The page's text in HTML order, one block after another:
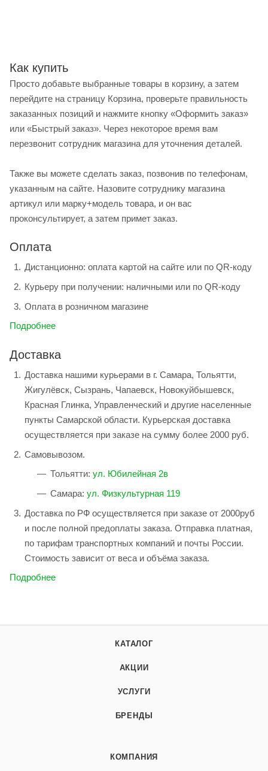
Как купить
Просто добавьте выбранные товары в корзину, а затем
перейдите на страницу Корзина, проверьте правильность
заказанных позиций и нажмите кнопку «Оформить заказ»
или «Быстрый заказ». Через некоторое время вам
перезвонит сотрудник магазина для уточнения деталей.
Также вы можете сделать заказ, позвонив по телефонам,
указанным на сайте. Назовите сотруднику магазина
артикул или марку+модель товара, и он вас
проконсультирует, а затем примет заказ.
Оплата
Дистанционно: оплата картой на сайте или по QR-коду
Курьеру при получении: наличными или по QR-коду
Оплата в розничном магазине
Подробнее
Доставка
Доставка нашими курьерами в г. Самара, Тольятти,
Жигулёвск, Сызрань, Чапаевск, Новокуйбышевск,
Красная Глинка, Управленческий и другие населенные
пункты Самарской области. Курьерская доставка
осуществляется при заказе на сумму более 2000 руб.
Самовывозом.
Тольятти: ул. Юбилейная 2в
Самара: ул. Физкультурная 119
Доставка по РФ осуществляется при заказе от 2000руб
и после полной предоплаты заказа. Отправка платная,
по тарифам транспортных компаний и почты России.
Стоимость зависит от веса и объёма заказа.
Подробнее
КАТАЛОГ
АКЦИИ
УСЛУГИ
БРЕНДЫ
КОМПАНИЯ